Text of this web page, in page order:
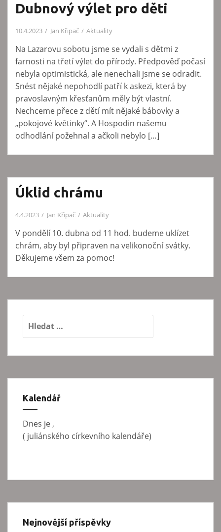
Dubnový výlet pro děti
10.4.2023 Jan Křipač Aktuality
Na Lazarovu sobotu jsme se vydali s dětmi z
farnosti na třetí výlet do přírody. Předpověď počasí
nebyla optimistická, ale nenechali jsme se odradit.
Snést nějaké nepohodlí patří k askezi, která by
pravoslavným křesťanům měly být vlastní.
Nechceme přece z dětí mít nějaké bábovky a
„pokojové květinky“. A Hospodin našemu
odhodlání požehnal a ačkoli nebylo […]
Úklid chrámu
4.4.2023 Jan Křipač Aktuality
V pondělí 10. dubna od 11 hod. budeme uklízet
chrám, aby byl připraven na velikonoční svátky.
Děkujeme všem za pomoc!
l
á
v
á
n
Kalendář
Dnes je ,
( juliánského církevního kalendáře)
Nejnovější příspěvky